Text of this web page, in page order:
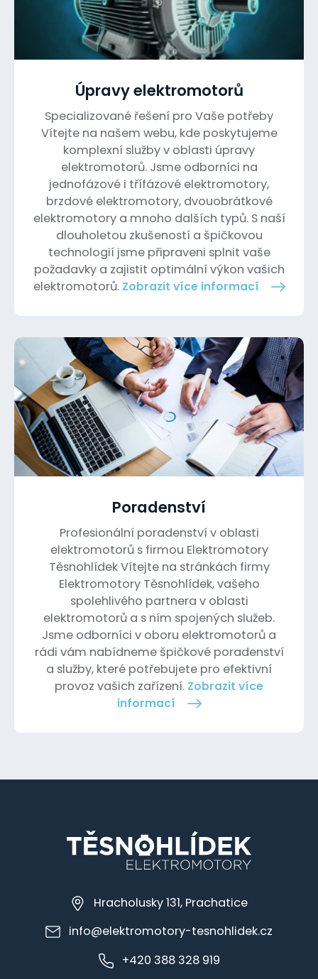
Úpravy elektromotorů
Specializované řešení pro Vaše potřeby
Vítejte na našem webu, kde poskytujeme
komplexní služby v oblasti úpravy
elektromotorů. Jsme odborníci na
jednofázové i třífázové elektromotory,
brzdové elektromotory, dvouobrátkové
elektromotory a mnoho dalších typů. S naší
dlouholetou zkušeností a špičkovou
technologií jsme připraveni splnit vaše
požadavky a zajistit optimální výkon vašich
elektromotorů. Zobrazit více informací
Poradenství
Profesionální poradenství v oblasti
elektromotorů s firmou Elektromotory
Těsnohlídek Vítejte na stránkách firmy
Elektromotory Těsnohlídek, vašeho
spolehlivého partnera v oblasti
elektromotorů a s ním spojených služeb.
Jsme odborníci v oboru elektromotorů a
rádi vám nabídneme špičkové poradenství
a služby, které potřebujete pro efektivní
provoz vašich zařízení. Zobrazit více
informací
Hracholusky 131, Prachatice
info@elektromotory-tesnohlidek.cz
+420 388 328 919